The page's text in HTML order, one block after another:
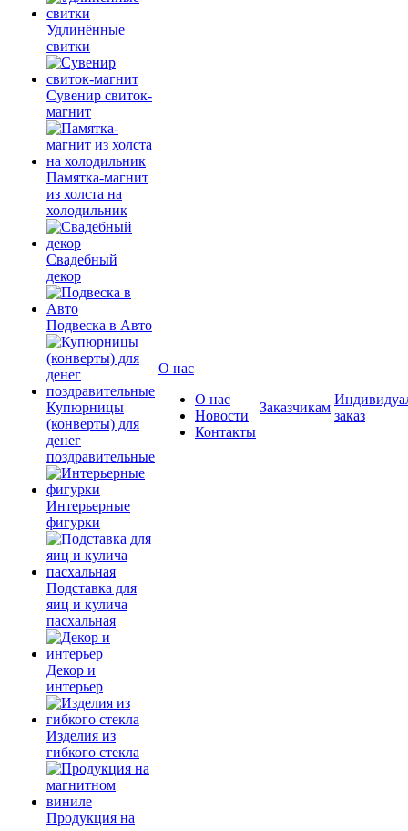
Удлинённые
свитки
Сувенир свиток-
магнит
Памятка-магнит
из холста на
холодильник
Свадебный
декор
Подвеска в Авто
Купюрницы
(конверты) для
денег
поздравительные
Интерьерные
фигурки
Подставка для
яиц и кулича
пасхальная
Декор и
интерьер
Изделия из
гибкого стекла
Продукция на
О нас
О нас
Новости
Контакты
Заказчикам
заказ